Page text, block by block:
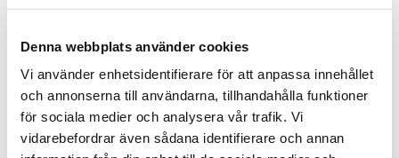
Denna webbplats använder cookies
Vi använder enhetsidentifierare för att anpassa innehållet
och annonserna till användarna, tillhandahålla funktioner
för sociala medier och analysera vår trafik. Vi
vidarebefordrar även sådana identifierare och annan
tillmötesgående, vilket var ett tillträde som StDH
möjliggjorde. Även internationellt har SKH ett fantastiskt
nätverk med kulturinstitutioner i London, Oslo och Berlin
med flera. Och mina examensarbeten på
GöteborgsOperan och svenska ambassaden i
Washington möjliggjordes tack vare StDH – båda blev